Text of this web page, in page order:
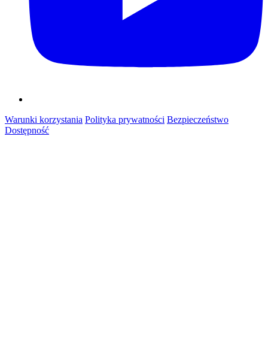
Warunki korzystania Polityka prywatności Bezpieczeństwo
Dostępność